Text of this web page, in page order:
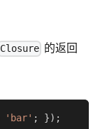
Closure的返回
'bar' ; }) ;